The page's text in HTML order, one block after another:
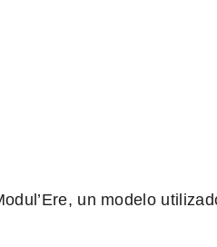
un modelo